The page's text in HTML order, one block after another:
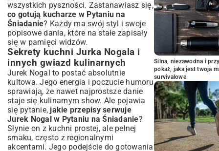
wszystkich pyszności. Zastanawiasz się,
co gotują kucharze w Pytaniu na
Śniadanie? Każdy ma swój styl i swoje
popisowe dania, które na stałe zapisały
się w pamięci widzów.
Sekrety kuchni Jurka Nogala i
innych gwiazd kulinarnych
Jurek Nogal to postać absolutnie
kultowa. Jego energia i poczucie humoru
sprawiają, że nawet najprostsze danie
staje się kulinarnym show. Ale pojawia
się pytanie, jakie przepisy serwuje
Jurek Nogal w Pytaniu na Śniadanie?
Słynie on z kuchni prostej, ale pełnej
smaku, często z regionalnymi
akcentami. Jego podejście do gotowania
Silna, niezawodna i
pokaż, jaka jest twoja
survivalowe